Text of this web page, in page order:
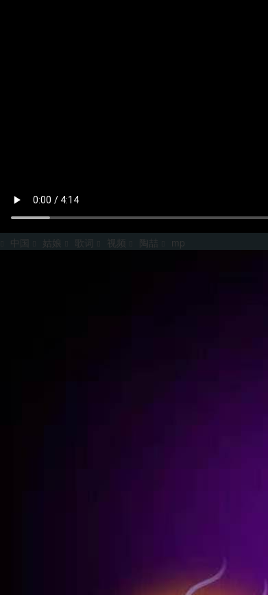
中国 姑娘 歌词 视频 陶喆 mp